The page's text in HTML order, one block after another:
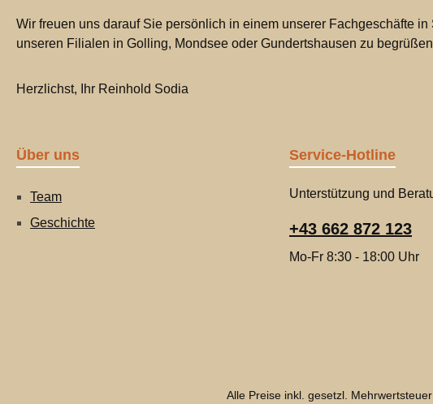
Wir freuen uns darauf Sie persönlich in einem unserer Fachgeschäfte in
unseren Filialen in Golling, Mondsee oder Gundertshausen zu begrüßen
Herzlichst, Ihr Reinhold Sodia
Über uns
Team
Geschichte
Service-Hotline
Unterstützung und
+43 662 872 123
Mo-Fr 8:30 - 18:00 Uhr
Alle Preise inkl. gesetzl. Mehrwertsteuer